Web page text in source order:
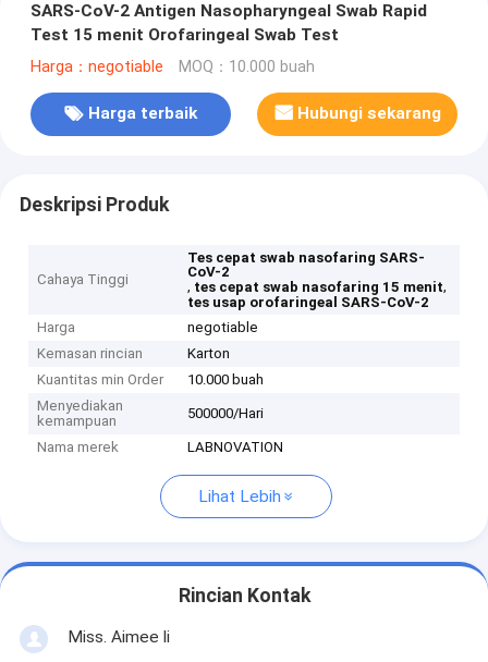
SARS-CoV-2 Antigen Nasopharyngeal Swab Rapid
Test 15 menit Orofaringeal Swab Test
Harga：negotiable MOQ：10.000 buah
Harga terbaik Hubungi sekarang
Deskripsi Produk
Cahaya Tinggi
Tes cepat swab nasofaring SARS-
CoV-2
, tes cepat swab nasofaring 15 menit,
tes usap orofaringeal SARS-CoV-2
Harga
negotiable
Kemasan rincian
Karton
Kuantitas min Order
10.000 buah
Menyediakan
kemampuan
500000/Hari
Nama merek LABNOVATION
Lihat Lebih
Rincian Kontak
Miss. Aimee li